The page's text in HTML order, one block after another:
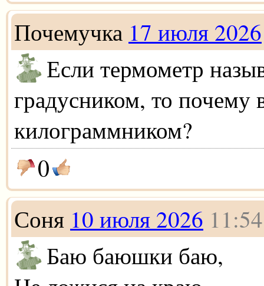
Почемучка 17 июля 2026
Если термометр
градусником, то почему
килограммником?
0
Соня 10 июля 2026
Баю баюшки баю,